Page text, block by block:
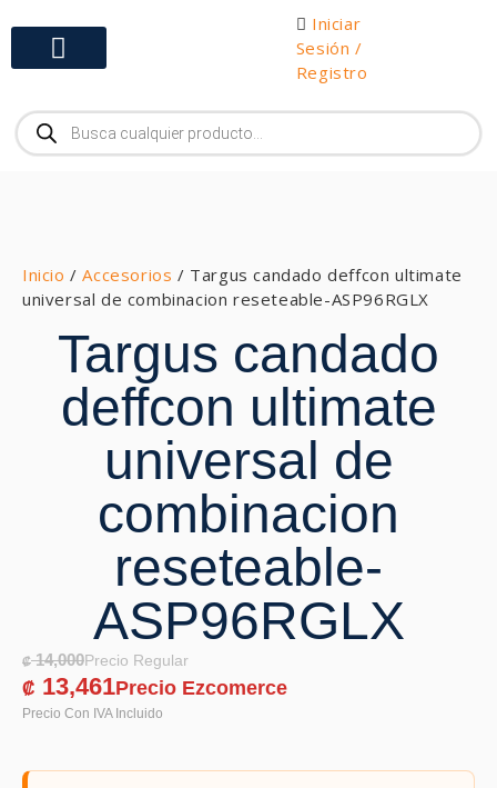
Iniciar
Sesión /
Registro
Inicio /Accesorios / Targus candado deffcon ultimate
universal de combinacion reseteable-ASP96RGLX
Targus candado
deffcon ultimate
universal de
combinacion
reseteable-
ASP96RGLX
₡14,000
₡ 13,461